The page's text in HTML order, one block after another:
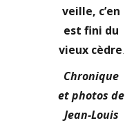
veille, c’en
est fini du
vieux cèdre.
Chronique
et photos de
Jean-Louis